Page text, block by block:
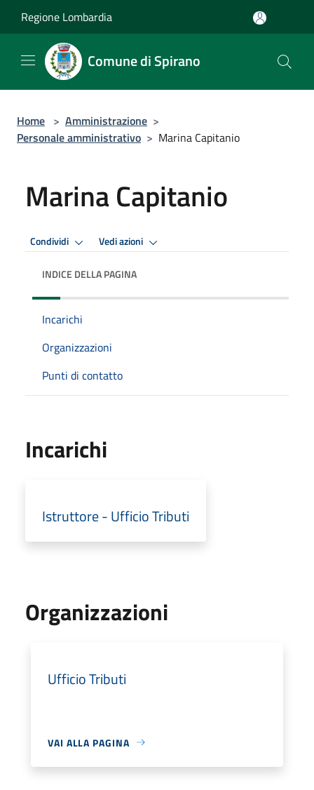
Regione Lombardia
Comune di Spirano
Home > Amministrazione >
Personale amministrativo > Marina Capitanio
Marina Capitanio
Condividi Vedi azioni
INDICE DELLA PAGINA
Incarichi
Organizzazioni
Punti di contatto
Incarichi
Istruttore - Ufficio Tributi
Organizzazioni
Ufficio Tributi
VAI ALLA PAGINA